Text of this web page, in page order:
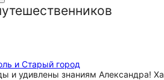
и Старый город
и удивлены знаниям Александра!